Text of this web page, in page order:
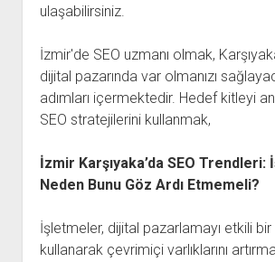
ulaşabilirsiniz.
İzmir'de SEO uzmanı olmak,
dijital pazarında var olmanızı
adımları içermektedir. Hedef kitleyi
SEO stratejilerini kullanmak,
İzmir Karşıyaka’da SEO
Neden Bunu Göz Ardı Etmemeli?
İşletmeler, dijital pazarlamayı etkili
kullanarak çevrimiçi varlıklarını